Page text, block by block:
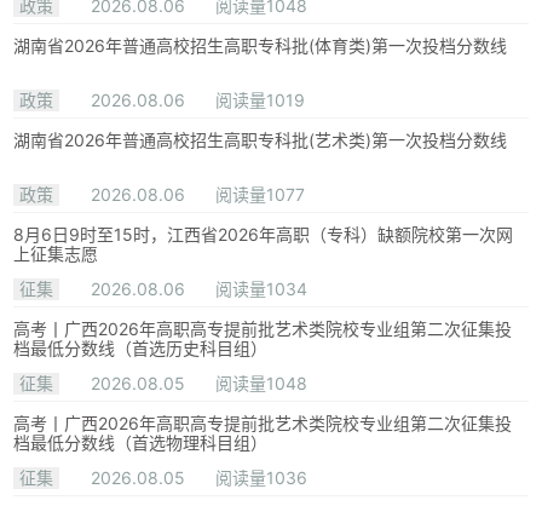
政策
2026.08.06
阅读量1048
湖南省2026年普通高校招生高职专科批(体育类)第一次投档分数线
政策 2026.08.06
阅读量1019
湖南省2026年普通高校招生高职专科批(艺术类)第一次投档分数线
政策 2026.08.06
阅读量1077
8月6日9时至15时，江西省2026年高职（专科）缺额院校第一次网
上征集志愿
征集
2026.08.06
阅读量1034
高考丨广西2026年高职高专提前批艺术类院校专业组第二次征集投
档最低分数线（首选历史科目组）
征集
2026.08.05
阅读量1048
高考丨广西2026年高职高专提前批艺术类院校专业组第二次征集投
档最低分数线（首选物理科目组）
征集
2026.08.05
阅读量1036